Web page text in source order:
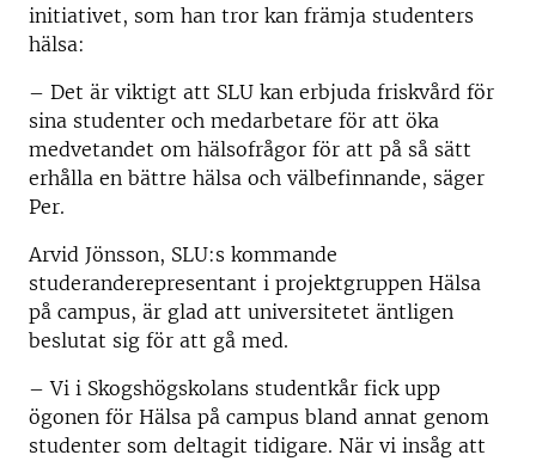
initiativet, som han tror kan främja studenters
hälsa:
– Det är viktigt att SLU kan erbjuda friskvård för
sina studenter och medarbetare för att öka
medvetandet om hälsofrågor för att på så sätt
erhålla en bättre hälsa och välbefinnande, säger
Per.
Arvid Jönsson, SLU:s kommande
studeranderepresentant i projektgruppen Hälsa
på campus, är glad att universitetet äntligen
beslutat sig för att gå med.
– Vi i Skogshögskolans studentkår fick upp
ögonen för Hälsa på campus bland annat genom
studenter som deltagit tidigare. När vi insåg att